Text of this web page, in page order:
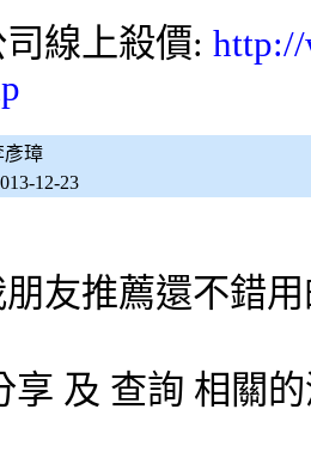
線上殺價: http://
彥璋
12-23
友推薦還不錯
享 及 查詢 相關